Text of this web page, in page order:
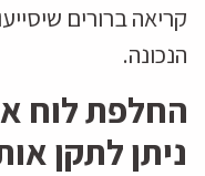
קריאה ברורים
הנכונה.
החלפת לוח
ניתן לתקן